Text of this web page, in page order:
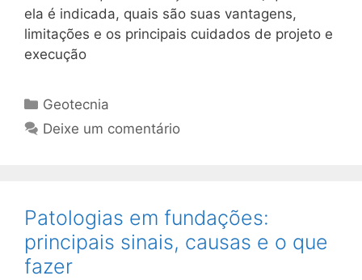
ela é indicada, quais são suas vantagens,
limitações e os principais cuidados de projeto e
execução
Geotecnia
Deixe um comentário
Patologias em fundações:
principais sinais, causas e o que
fazer